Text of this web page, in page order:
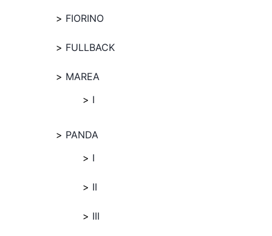
FIORINO
FULLBACK
MAREA
I
PANDA
I
II
III